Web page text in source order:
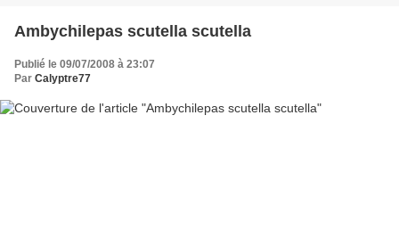
Ambychilepas scutella scutella
Publié le 09/07/2008 à 23:07
Par Calyptre77